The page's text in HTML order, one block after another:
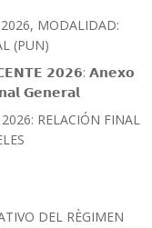
MODALIDAD:
(PUN)
𝟮𝟬𝟮𝟲: 𝗔𝗻𝗲𝘅𝗼
𝗚𝗲𝗻𝗲𝗿𝗮𝗹
RELACIÓN FINAL
DEL RÈGIMEN